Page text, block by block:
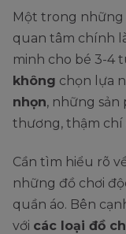
Một trong những
quan tâm chính
minh cho bé 3-4
không chọn lựa
nhọn, những sản
thương, thậm chí
Cần tìm hiểu rõ
những đồ chơi
quần áo. Bên
với các loại đồ